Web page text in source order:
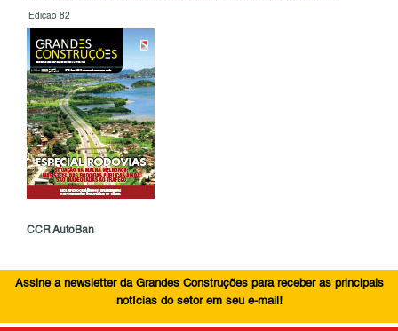
Edição 82
CCR AutoBan
Assine a newsletter da Grandes Construções para receber as principais
notícias do setor em seu e-mail!